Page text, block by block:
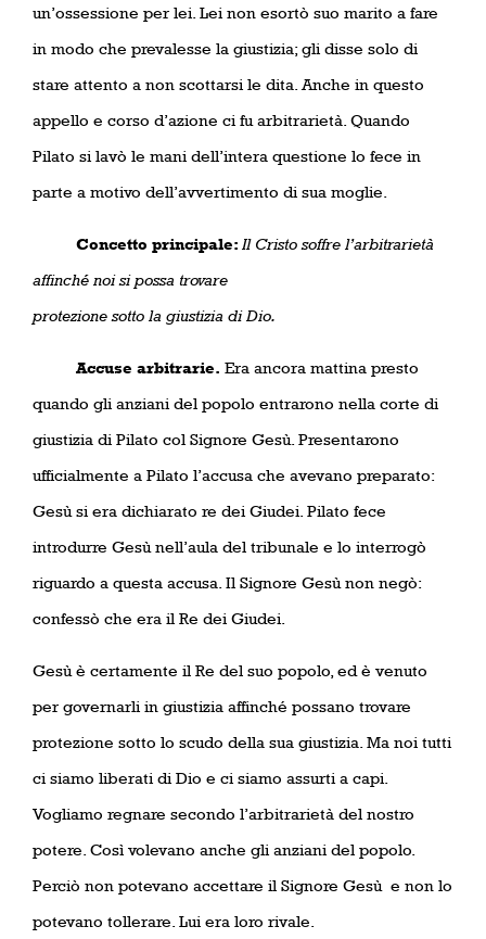
un’ossessione per lei. Lei non esortò suo marito a fare
in modo che prevalesse la giustizia; gli disse solo di
stare attento a non scottarsi le dita. Anche in questo
appello e corso d’azione ci fu arbitrarietà. Quando
Pilato si lavò le mani dell’intera questione lo fece in
parte a motivo dell’avvertimento di sua moglie.
Concetto principale: Il Cristo soffre l’arbitrarietà
affinché noi si possa trovare
protezione sotto la giustizia di Dio.
Accuse arbitrarie. Era ancora mattina presto
quando gli anziani del popolo entrarono nella corte di
giustizia di Pilato col Signore Gesù. Presentarono
ufficialmente a Pilato l’accusa che avevano preparato:
Gesù si era dichiarato re dei Giudei. Pilato fece
introdurre Gesù nell’aula del tribunale e lo interrogò
riguardo a questa accusa. Il Signore Gesù non negò:
confessò che era il Re dei Giudei.
Gesù è certamente il Re del suo popolo, ed è venuto
per governarli in giustizia affinché possano trovare
protezione sotto lo scudo della sua giustizia. Ma noi tutti
ci siamo liberati di Dio e ci siamo assurti a capi.
Vogliamo regnare secondo l’arbitrarietà del nostro
potere. Così volevano anche gli anziani del popolo.
Perciò non potevano accettare il Signore Gesù e non lo
potevano tollerare. Lui era loro rivale.